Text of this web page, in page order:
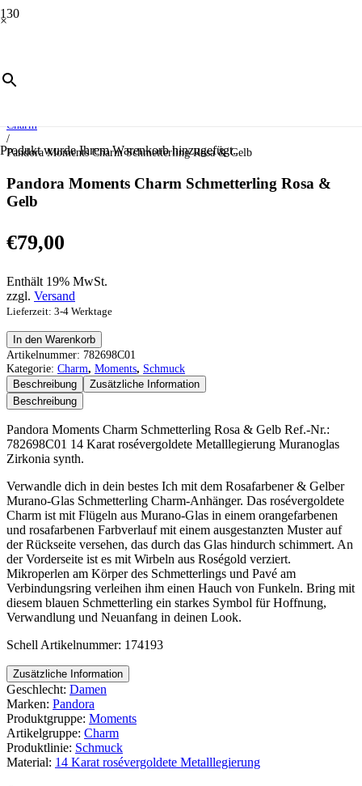
×
Produktwurde Ihrem Warenkorb hinzugefügt.
/
Charm
/
Pandora Moments Charm Schmetterling Rosa & Gelb
Pandora Moments Charm Schmetterling Rosa &
Gelb
€79,00
Enthält 19% MwSt.
zzgl. Versand
Lieferzeit: 3-4 Werktage
Pandora
Moments
Charm
Schmetterling
Rosa
&
Gelb
Menge
In den Warenkorb
Artikelnummer: 782698C01
Kategorie: Charm, Moments, Schmuck
Beschreibung
Zusätzliche Information
Beschreibung
Pandora Moments Charm Schmetterling Rosa & Gelb Ref.-Nr.:
782698C01 14 Karat rosévergoldete Metalllegierung Muranoglas
Zirkonia synth.
Verwandle dich in dein bestes Ich mit dem Rosafarbener & Gelber
Murano-Glas Schmetterling Charm-Anhänger. Das rosévergoldete
Charm ist mit Flügeln aus Murano-Glas in einem orangefarbenen
und rosafarbenen Farbverlauf mit einem ausgestanzten Muster auf
der Rückseite versehen, das durch das Glas hindurch schimmert. An
der Vorderseite ist es mit Wirbeln aus Roségold verziert.
Mikroperlen am Körper des Schmetterlings und Pavé am
Verbindungsring verleihen ihm einen Hauch von Funkeln. Bring mit
diesem blauen Schmetterling ein starkes Symbol für Hoffnung,
Verwandlung und Neuanfang in deinen Look.
Schell Artikelnummer: 174193
Zusätzliche Information
Geschlecht: Damen
Marken: Pandora
Produktgruppe: Moments
Artikelgruppe: Charm
Produktlinie: Schmuck
Material: 14 Karat rosévergoldete Metalllegierung